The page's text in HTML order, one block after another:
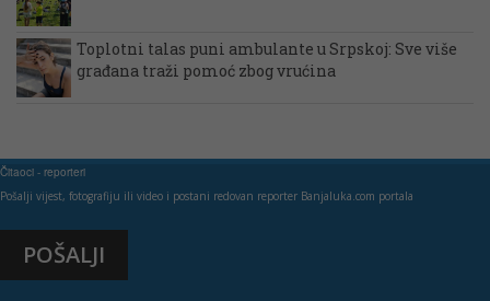
Toplotni talas puni ambulante u Srpskoj: Sve više
građana traži pomoć zbog vrućina
Čitaoci - reporteri
Pošalji vijest, fotografiju ili video i postani redovan reporter Banjaluka.com portala
POŠALJI